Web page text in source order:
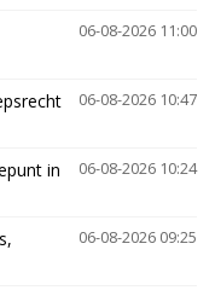
06-08-2026 11:00
06-08-2026 10:47
06-08-2026 10:24
in
06-08-2026 09:25